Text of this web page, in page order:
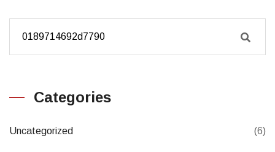
Categories
Uncategorized (6)